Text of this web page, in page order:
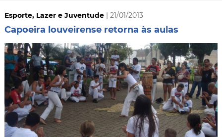
Esporte, Lazer e Juventude| 21/01/2013
Capoeira louveirense retorna às aulas